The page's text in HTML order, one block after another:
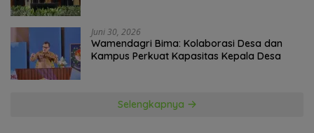
Juni 30, 2026
Wamendagri Bima: Kolaborasi Desa dan
Kampus Perkuat Kapasitas Kepala Desa
Selengkapnya